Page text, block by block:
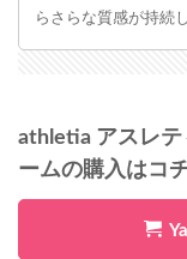
らさらな質感が持続
athletia アスレテ
ームの購入はコ